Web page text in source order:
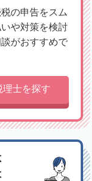
の申告をスム
や対策を検討
がおすすめで
士を探す